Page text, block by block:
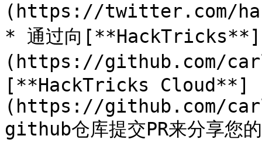
(https://twitter.com/
* 通过向[**HackTricks**]
(https://github.com/
[**HackTricks Cloud**]
(https://github.com/
github仓库提交PR来分享您